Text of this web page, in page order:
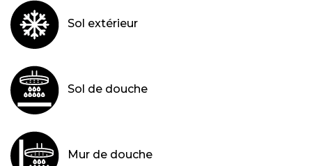
Sol extérieur
Sol de douche
Mur de douche